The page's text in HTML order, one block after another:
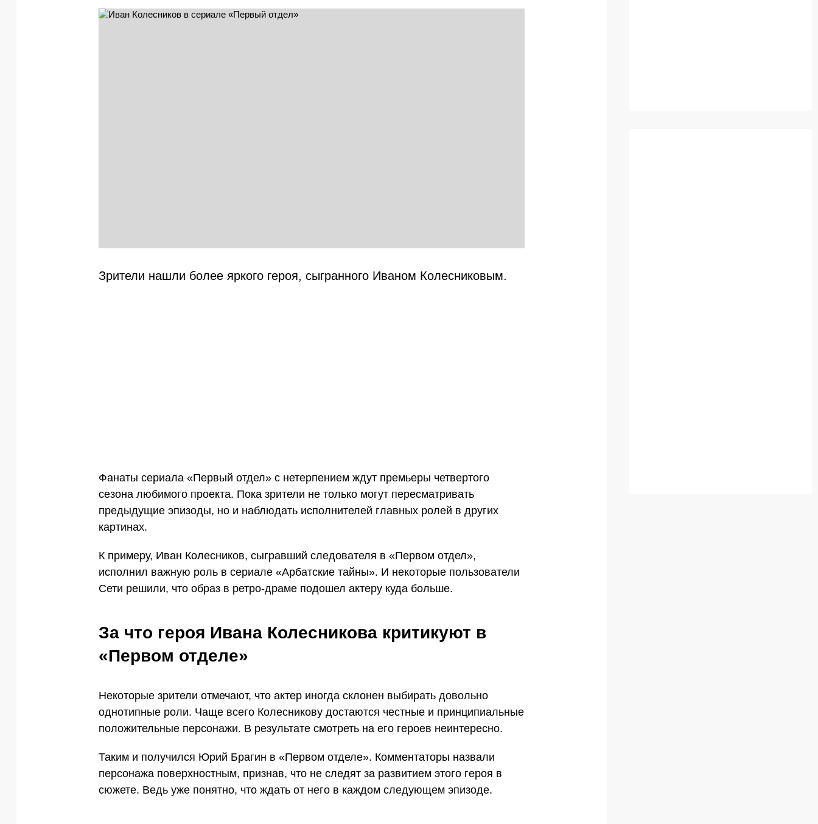
Зрители нашли более яркого героя, сыгранного Иваном Колесниковым.
Фанаты сериала «Первый отдел» с нетерпением ждут премьеры четвертого
сезона любимого проекта. Пока зрители не только могут пересматривать
предыдущие эпизоды, но и наблюдать исполнителей главных ролей в других
картинах.
К примеру, Иван Колесников, сыгравший следователя в «Первом отдел»,
исполнил важную роль в сериале «Арбатские тайны». И некоторые пользователи
Сети решили, что образ в ретро-драме подошел актеру куда больше.
За что героя Ивана Колесникова критикуют в
«Первом отделе»
Некоторые зрители отмечают, что актер иногда склонен выбирать довольно
однотипные роли. Чаще всего Колесникову достаются честные и принципиальные
положительные персонажи. В результате смотреть на его героев неинтересно.
Таким и получился Юрий Брагин в «Первом отделе». Комментаторы назвали
персонажа поверхностным, признав, что не следят за развитием этого героя в
сюжете. Ведь уже понятно, что ждать от него в каждом следующем эпизоде.